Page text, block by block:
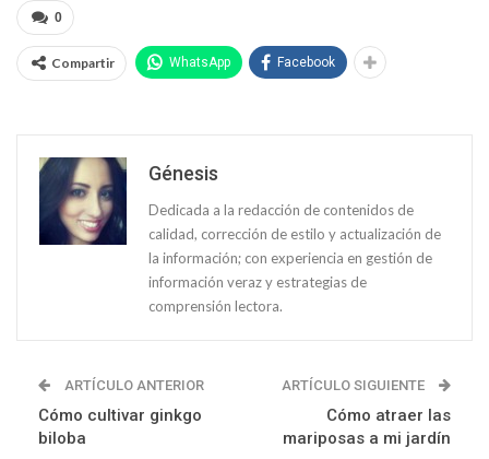
0
Compartir WhatsApp Facebook
Génesis
Dedicada a la redacción de contenidos de
calidad, corrección de estilo y actualización de
la información; con experiencia en gestión de
información veraz y estrategias de
comprensión lectora.
ARTÍCULO ANTERIOR
Cómo cultivar ginkgo
biloba
ARTÍCULO SIGUIENTE
Cómo atraer las
mariposas a mi jardín